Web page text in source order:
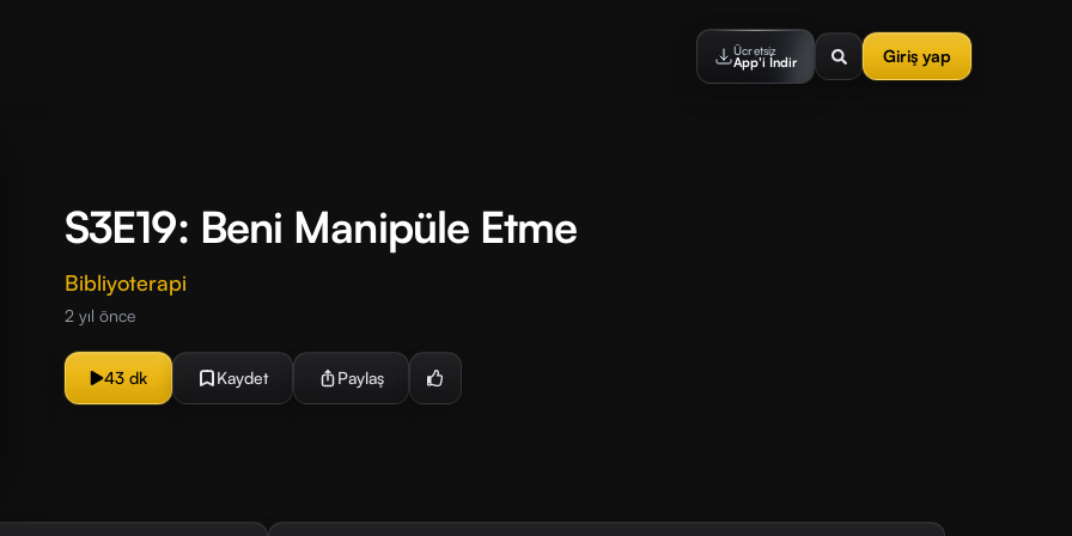
Ücretsiz
App'i İndir Giriş yap
S3E19: Beni Manipüle Etme
Bibliyoterapi
2 yıl önce
43 dk Kaydet Paylaş